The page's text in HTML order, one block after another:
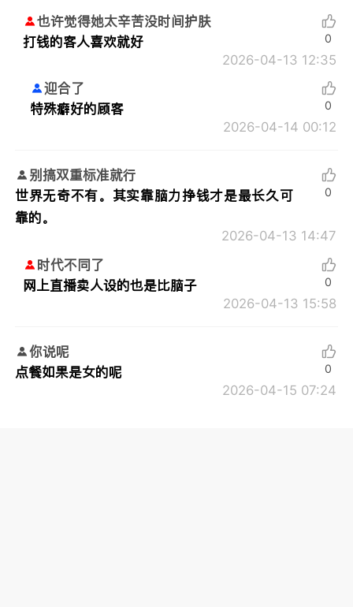
也许觉得她太辛苦没时间护肤
打钱的客人喜欢就好
2026-04-13 12:35
0
迎合了
特殊癖好的顾客
2026-04-14 00:12
0
别搞双重标准就行
世界无奇不有。其实靠脑力挣钱才是最长久可
靠的。
2026-04-13 14:47
0
时代不同了
网上直播卖人设的也是比脑子
2026-04-13 15:58
0
你说呢
点餐如果是女的呢
2026-04-15 07:24
0